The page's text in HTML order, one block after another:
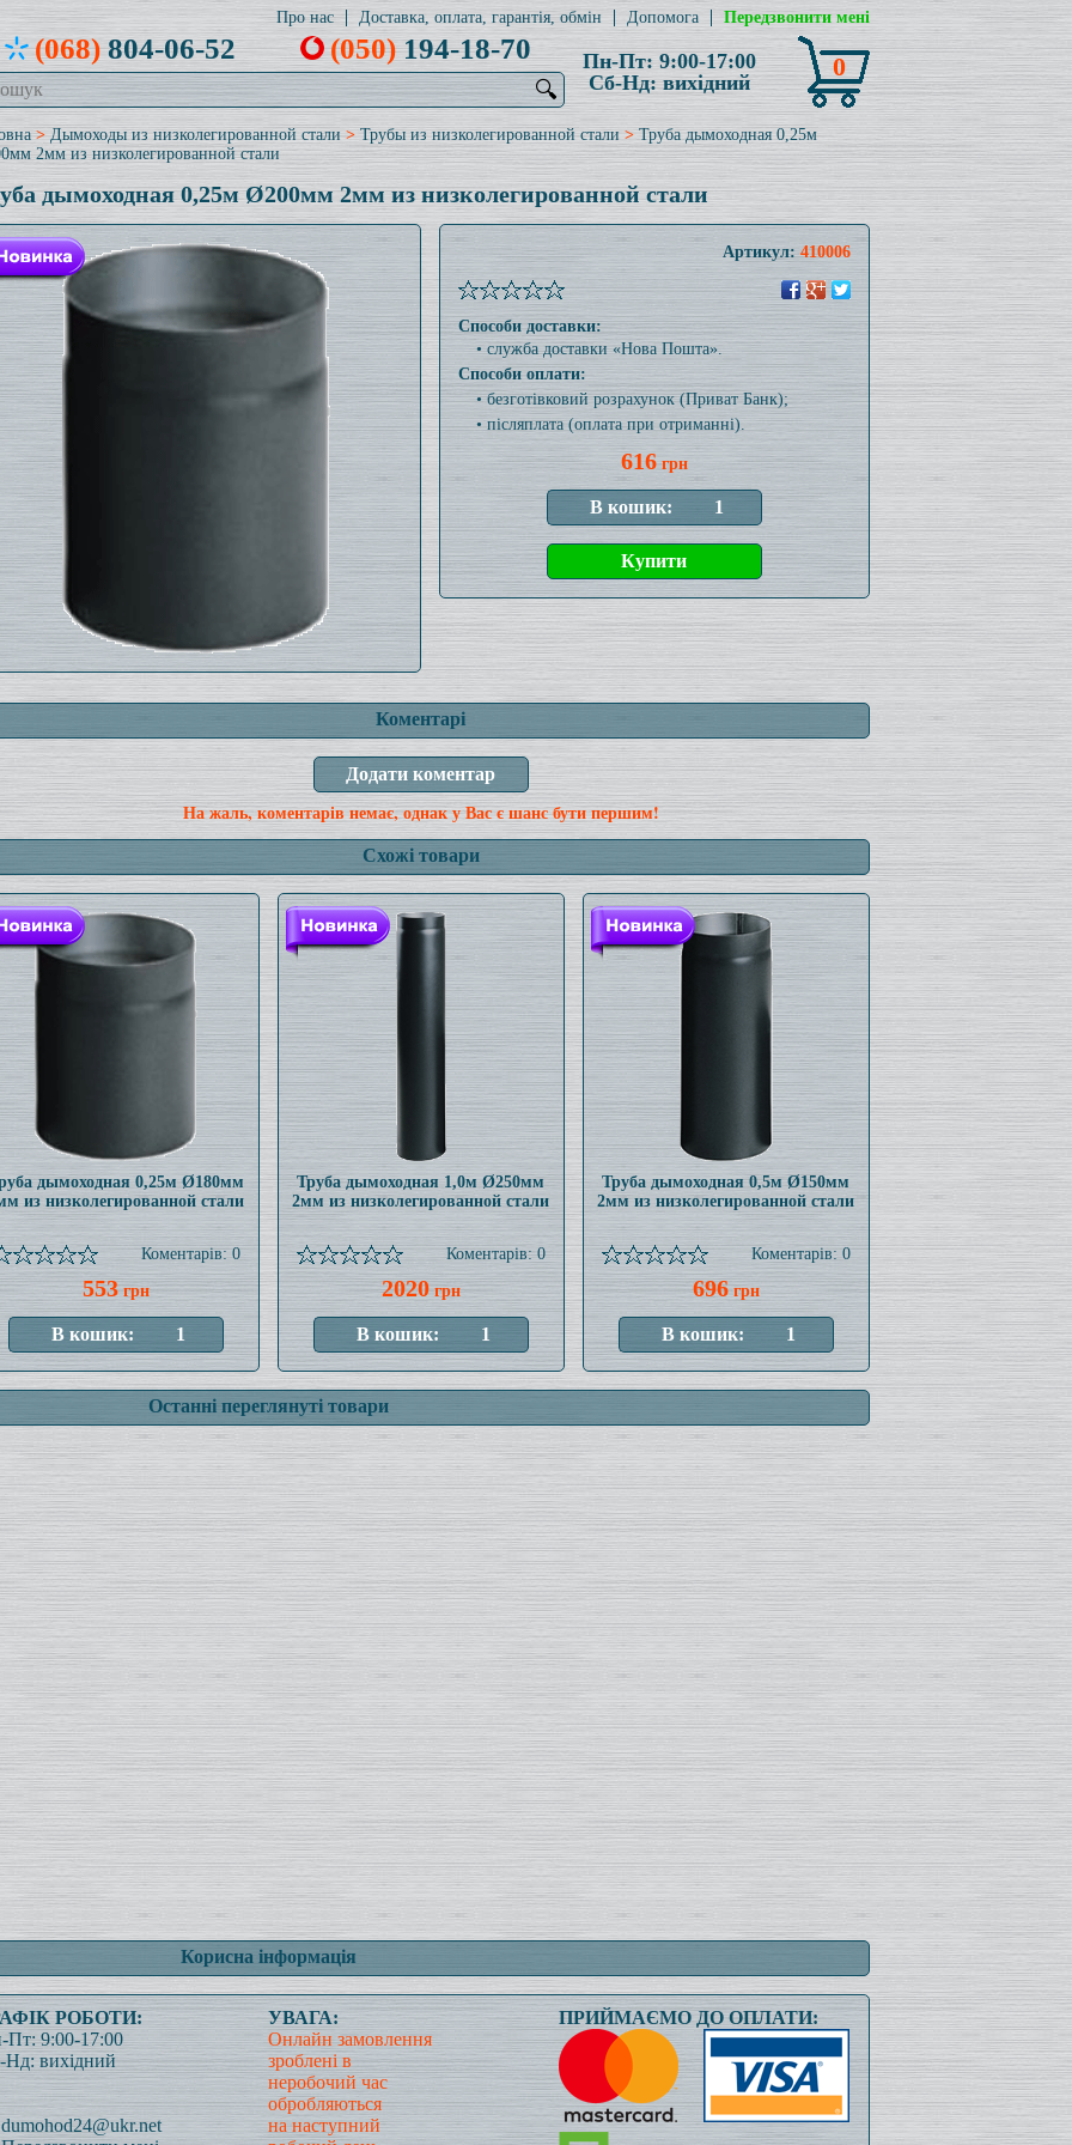
Про нас Доставка, оплата, гарантія, обмін Допомога Передзвонити мені
(068)804-06-52 (050)194-18-70
🔍
Пн-Пт: 9:00-17:00
Сб-Нд: вихідний
0
> Дымоходы из низколегированной стали> Трубы из низколегированной стали>Труба дымоходная 0,25м
2мм из низколегированной стали
дымоходная 0,25м Ø200мм 2мм из низколегированной стали
Артикул:410006
Способи доставки:
• служба доставки «Нова Пошта».
Способи оплати:
• безготівковий розрахунок (Приват Банк);
• післяплата (оплата при отриманні).
616грн
Коментарі
На жаль, коментарів немає, однак у Вас є шанс бути першим!
Схожі товари
дымоходная 0,25м Ø180мм
из низколегированной стали
Коментарів: 0
553грн
Труба дымоходная 1,0м Ø250мм
2мм из низколегированной стали
Коментарів: 0
2020грн
Труба дымоходная 0,5м Ø150мм
2мм из низколегированной стали
Коментарів: 0
696грн
Останні переглянуті товари
Корисна інформація
РОБОТИ:
9:00-17:00
вихідний
УВАГА:
Онлайн замовлення
зроблені в
неробочий час
обробляються
на наступний
ПРИЙМАЄМО ДО ОПЛАТИ: